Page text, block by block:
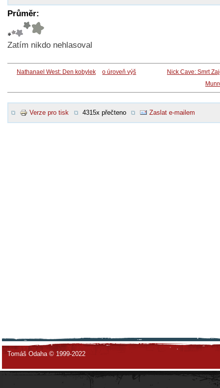
Průměr:
Zatím nikdo nehlasoval
Nathanael West: Den kobylek o úroveň výš
Nick Cave: Smrt
Verze pro tisk 4315x přečteno Zaslat e-mailem
Tomáš Odaha © 1999-2022